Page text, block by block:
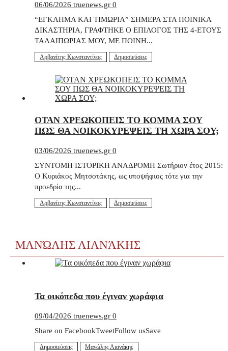
06/06/2026 truenews.gr 0
“ΕΓΚΛΗΜΑ ΚΑΙ ΤΙΜΩΡΙΑ” ΣΗΜΕΡΑ ΣΤΑ ΠΟΙΝΙΚΑ
ΔΙΚΑΣΤΗΡΙΑ, ΓΡΑΦΤΗΚΕ Ο ΕΠΙΛΟΓΟΣ ΤΗΣ 4-ΕΤΟΥΣ
ΤΑΛΑΙΠΩΡΙΑΣ ΜΟΥ, ΜΕ ΠΟΙΝΗ...
Αρβανίτης Κωνσταντίνος Δημοσιεύσεις
ΟΤΑΝ ΧΡΕΩΚΟΠΕΙΣ ΤΟ ΚΟΜΜΑ ΣΟΥ
ΠΩΣ ΘΑ ΝΟΙΚΟΚΥΡΕΨΕΙΣ ΤΗ ΧΩΡΑ ΣΟΥ;
03/06/2026 truenews.gr 0
ΣΥΝΤΟΜΗ ΙΣΤΟΡΙΚΗ ΑΝΑΔΡΟΜΗ Σωτήριον έτος 2015:
Ο Κυριάκος Μητσοτάκης, ως υποψήφιος τότε για την
προεδρία της...
Αρβανίτης Κωνσταντίνος Δημοσιεύσεις
ΜΑΝΏΛΗΣ ΛΙΑΝΆΚΗΣ
Τα οικόπεδα που έγιναν χωράφια
09/04/2026 truenews.gr 0
Share on FacebookTweetFollow usSave
Δημοσιεύσεις Μανώλης Λιανάκης